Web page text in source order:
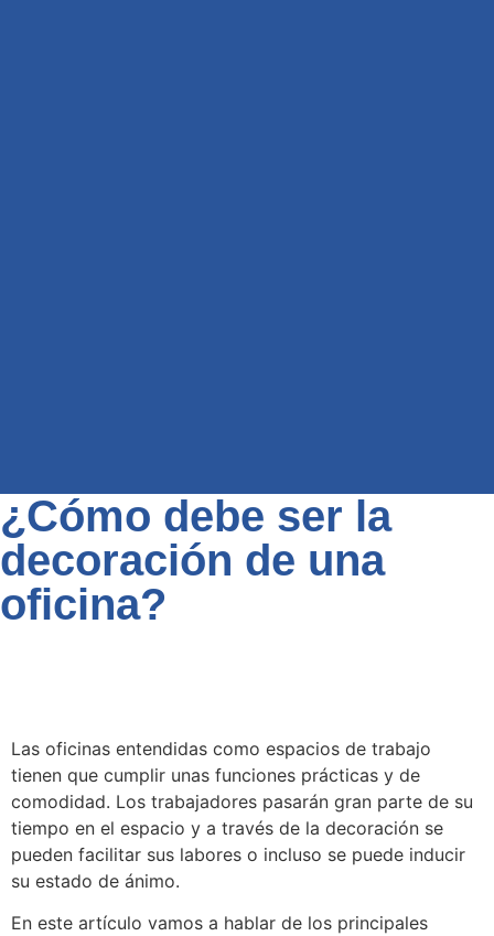
¿Cómo debe ser la
decoración de una
oficina?
Las oficinas entendidas como espacios de trabajo
tienen que cumplir unas funciones prácticas y de
comodidad. Los trabajadores pasarán gran parte de su
tiempo en el espacio y a través de la decoración se
pueden facilitar sus labores o incluso se puede inducir
su estado de ánimo.
En este artículo vamos a hablar de los principales